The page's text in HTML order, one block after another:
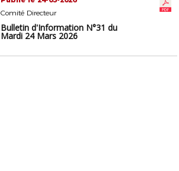
Comité Directeur
Bulletin d'Information N°31 du
Mardi 24 Mars 2026